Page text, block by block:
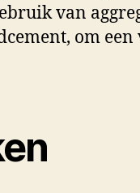
van
om